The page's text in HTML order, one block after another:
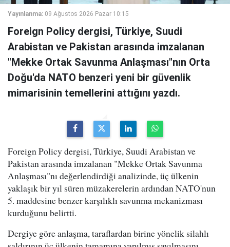
Yayınlanma: 09 Ağustos 2026 Pazar 10:15
Foreign Policy dergisi, Türkiye, Suudi
Arabistan ve Pakistan arasında imzalanan
"Mekke Ortak Savunma Anlaşması"nın Orta
Doğu'da NATO benzeri yeni bir güvenlik
mimarisinin temellerini attığını yazdı.
Foreign Policy dergisi, Türkiye, Suudi Arabistan ve
Pakistan arasında imzalanan "Mekke Ortak Savunma
Anlaşması"nı değerlendirdiği analizinde, üç ülkenin
yaklaşık bir yıl süren müzakerelerin ardından NATO'nun
5. maddesine benzer karşılıklı savunma mekanizması
kurduğunu belirtti.
Dergiye göre anlaşma, taraflardan birine yönelik silahlı